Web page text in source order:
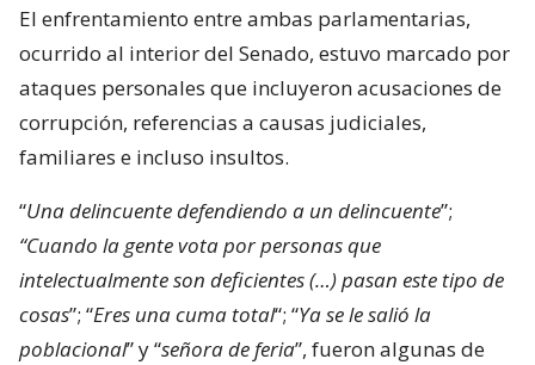
El enfrentamiento entre ambas parlamentarias,
ocurrido al interior del Senado, estuvo marcado por
ataques personales que incluyeron acusaciones de
corrupción, referencias a causas judiciales,
familiares e incluso insultos.
“Una delincuente defendiendo a un delincuente”;
“Cuando la gente vota por personas que
intelectualmente son deficientes (…) pasan este tipo de
cosas”; “Eres una cuma total“; “Ya se le salió la
poblacional” y “señora de feria”, fueron algunas de